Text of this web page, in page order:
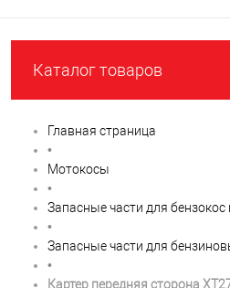
Каталог товаров
Главная страница
•
Мотокосы
•
Запасные части для
•
Запасные части для
•
Картер передняя сторона